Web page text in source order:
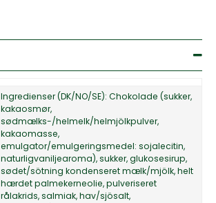
Ingredienser (DK/NO/SE): Chokolade (sukker,
kakaosmør,
sødmælks-/helmelk/helmjölkpulver,
kakaomasse,
emulgator/emulgeringsmedel: sojalecitin,
naturligvaniljearoma), sukker, glukosesirup,
sødet/sötning kondenseret mælk/mjölk, helt
hærdet palmekerneolie, pulveriseret
rålakrids, salmiak, hav/sjösalt,